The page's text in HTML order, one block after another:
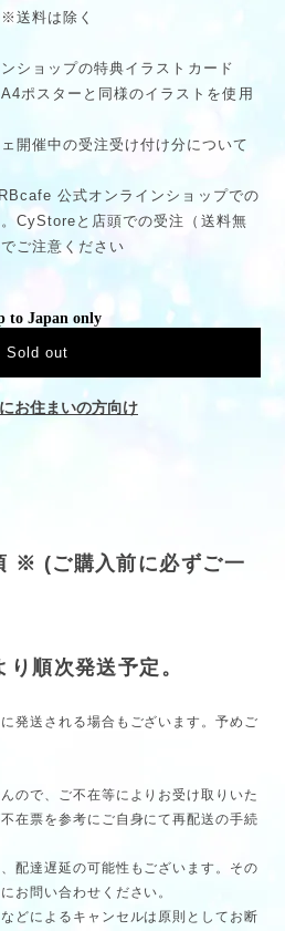
送料は除く
ショップの特典イラストカード
ポスターと同様のイラストを使用
開催中の受注受け付け分について
公式オンラインショップでの
CyStoreと店頭での受注（送料無
ご注意ください
to Japan only
Sold out
お住まいの方向け
※ (ご購入前に必ずご一
順次発送予定。
発送される場合もございます。予めご
ので、ご不在等によりお受け取りいた
在票を参考にご自身にて再配送の手続
配達遅延の可能性もございます。その
お問い合わせください。
どによるキャンセルは原則としてお断